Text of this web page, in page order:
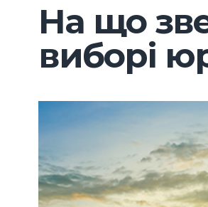
На що
виборі